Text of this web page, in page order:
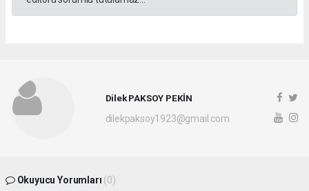
Dilek PAKSOY PEKİN
dilekpaksoy1923@gmail.com
Okuyucu Yorumları (0)